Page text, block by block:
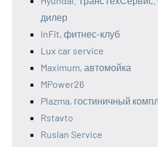
дилер
InFit, фитнес-клуб
Lux car service
Maximum, автомойка
MPower26
Plazma, гостиничный
Rstavto
Ruslan Service